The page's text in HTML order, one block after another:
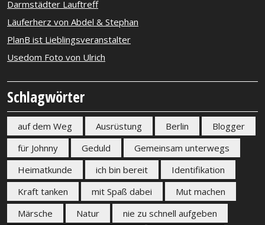
Darmstädter Lauftreff
Läuferherz von Abdel & Stephan
PlanB ist Lieblingsveranstalter
Usedom Foto von Ulrich
Schlagwörter
auf dem Weg Ausrüstung Berlin
Blogger
für Johnny
Geduld
Gemeinsam unterwegs
Heimatkunde
ich bin bereit
Identifikation
Kraft tanken
mit Spaß dabei
Mut machen
Märsche
Natur
nie zu schnell aufgeben